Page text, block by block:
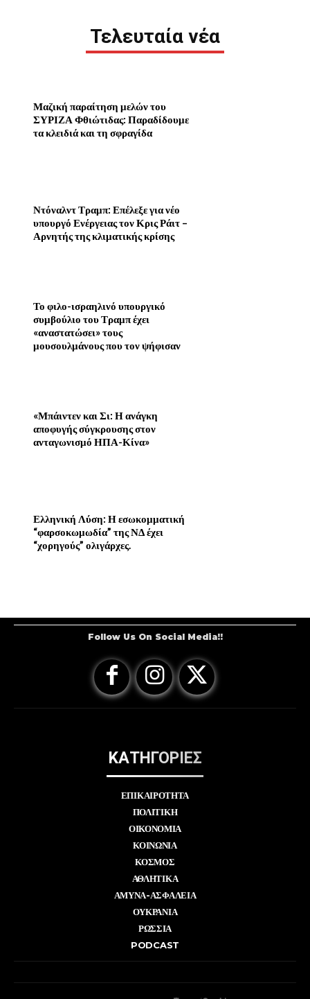
Τελευταία νέα
Μαζική παραίτηση μελών του
ΣΥΡΙΖΑ Φθιώτιδας: Παραδίδουμε
τα κλειδιά και τη σφραγίδα
Ντόναλντ Τραμπ: Επέλεξε για νέο
υπουργό Ενέργειας τον Κρις Ράιτ –
Αρνητής της κλιματικής κρίσης
Το φιλο-ισραηλινό υπουργικό
συμβούλιο του Τραμπ έχει
«αναστατώσει» τους
μουσουλμάνους που τον ψήφισαν
«Μπάιντεν και Σι: Η ανάγκη
αποφυγής σύγκρουσης στον
ανταγωνισμό ΗΠΑ-Κίνα»
Ελληνική Λύση: Η εσωκομματική
“φαρσοκωμωδία” της ΝΔ έχει
“χορηγούς” ολιγάρχες.
Follow Us On Social Media!!
ΚΑΤΗΓΟΡΙΕΣ
ΕΠΙΚΑΙΡΟΤΗΤΑ
ΠΟΛΙΤΙΚΗ
ΟΙΚΟΝΟΜΙΑ
ΚΟΙΝΩΝΙΑ
ΚΟΣΜΟΣ
ΑΘΛΗΤΙΚΑ
ΑΜΥΝΑ-ΑΣΦΑΛΕΙΑ
ΟΥΚΡΑΝΙΑ
ΡΩΣΣΙΑ
PODCAST